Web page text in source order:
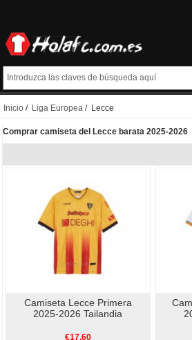
Inicio / Liga Europea / Lecce
Comprar camiseta del Lecce barata 2025-2026
Camiseta Lecce Primera
2025-2026 Tailandia
€17.60